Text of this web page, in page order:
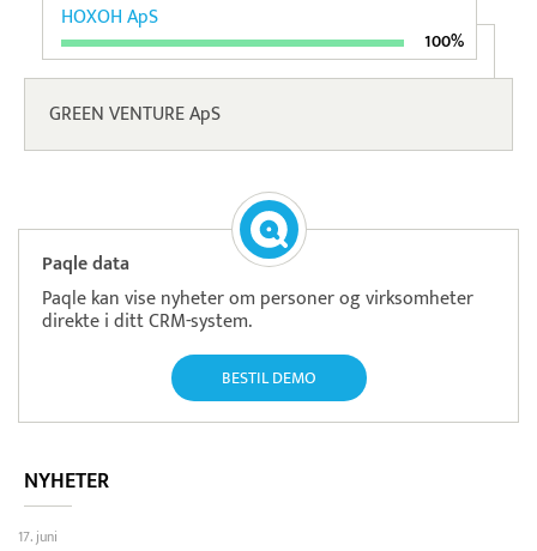
HOXOH ApS
100%
GREEN VENTURE ApS
Paqle data
Paqle kan vise nyheter om personer og virksomheter
direkte i ditt CRM-system.
BESTIL DEMO
NYHETER
17. juni